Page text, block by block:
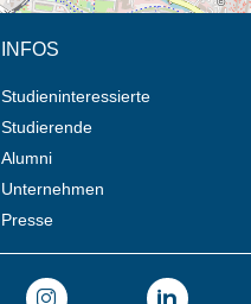
INFOS
Studieninteressierte
Studierende
Alumni
Unternehmen
Presse